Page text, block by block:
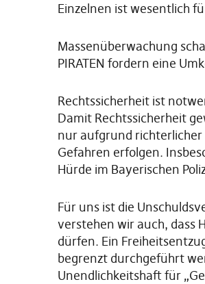
Einzelnen ist wesentlich
Massenüberwachung
PIRATEN fordern eine
Rechtssicherheit ist
Damit Rechtssicherheit
nur aufgrund
Gefahren erfolgen.
Hürde im Bayerischen
Für uns ist die
verstehen wir auch, dass
dürfen. Ein
begrenzt durchgeführt
Unendlichkeitshaft für